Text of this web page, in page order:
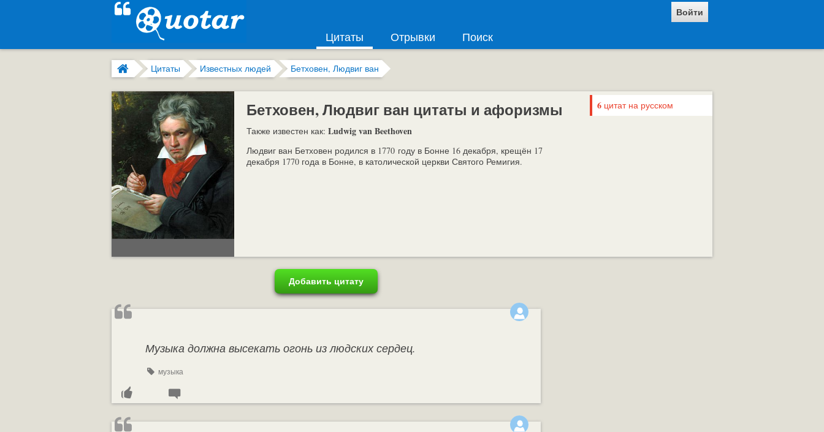
Войти
Цитаты Отрывки Поиск
Цитаты Известных людей Бетховен, Людвиг ван
Бетховен, Людвиг ван цитаты и афоризмы
Также известен как: Ludwig van Beethoven
Людвиг ван Бетховен родился в 1770 году в Бонне 16 декабря, крещён 17
декабря 1770 года в Бонне, в католической церкви Святого Ремигия.
6 цитат на русском
Добавить цитату
Музыка должна высекать огонь из людских сердец.
музыка